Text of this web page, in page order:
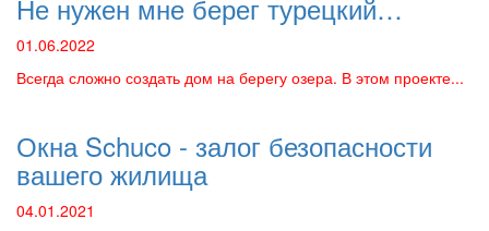
Не нужен мне берег турецкий…
01.06.2022
Всегда сложно создать дом на берегу озера. В этом проекте...
Окна Schuco - залог безопасности
вашего жилища
04.01.2021